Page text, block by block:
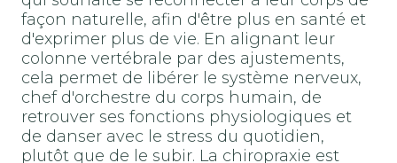
façon naturelle, afin d'être plus en santé et
d'exprimer plus de vie. En alignant leur
colonne vertébrale par des ajustements,
cela permet de libérer le système nerveux,
chef d'orchestre du corps humain, de
retrouver ses fonctions physiologiques et
de danser avec le stress du quotidien,
plutôt que de le subir. La chiropraxie est